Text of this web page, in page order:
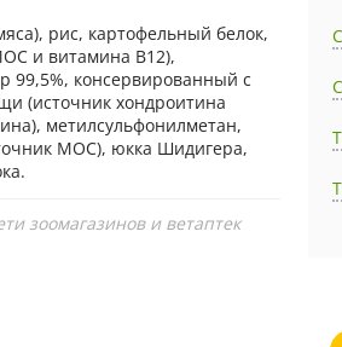
рис, картофельный белок,
и витамина B12),
консервированный с
(источник хондроитина
метилсульфонилметан,
МОС), юкка Шидигера,
зоомагазинов и ветаптек